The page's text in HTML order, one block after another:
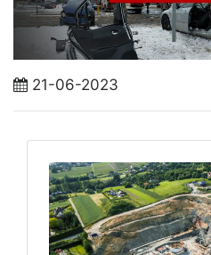
21-06-2023